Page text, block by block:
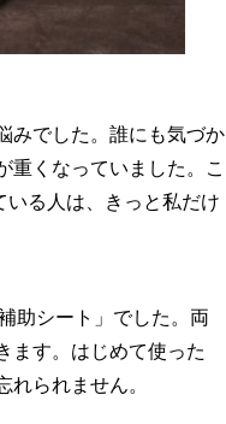
みでした。誰にも気づか
重くなっていました。こ
いる人は、きっと私だけ
助シート」でした。両
ます。はじめて使った
られません。